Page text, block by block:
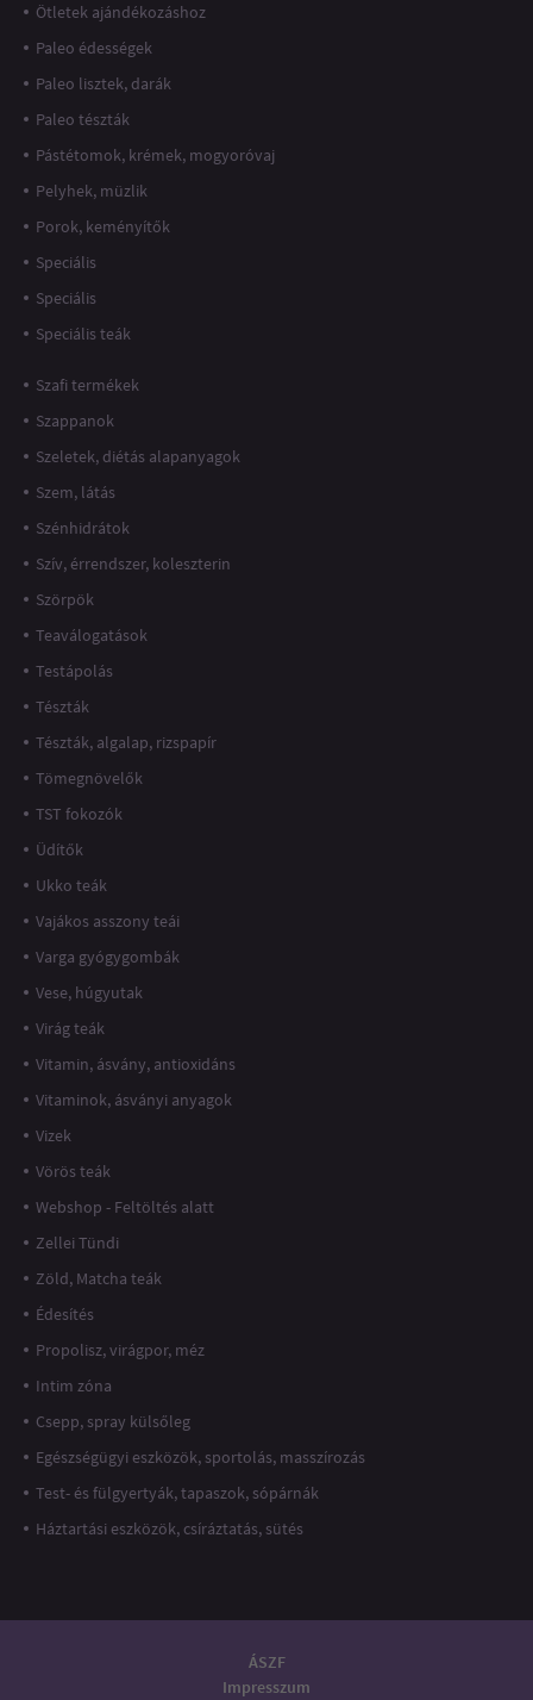
Ötletek ajándékozáshoz
Paleo édességek
Paleo lisztek, darák
Paleo tészták
Pástétomok, krémek, mogyoróvaj
Pelyhek, müzlik
Porok, keményítők
Speciális
Speciális
Speciális teák
Szafi termékek
Szappanok
Szeletek, diétás alapanyagok
Szem, látás
Szénhidrátok
Szív, érrendszer, koleszterin
Szörpök
Teaválogatások
Testápolás
Tészták
Tészták, algalap, rizspapír
Tömegnövelők
TST fokozók
Üdítők
Ukko teák
Vajákos asszony teái
Varga gyógygombák
Vese, húgyutak
Virág teák
Vitamin, ásvány, antioxidáns
Vitaminok, ásványi anyagok
Vizek
Vörös teák
Webshop - Feltöltés alatt
Zellei Tündi
Zöld, Matcha teák
Édesítés
Propolisz, virágpor, méz
Intim zóna
Csepp, spray külsőleg
Egészségügyi eszközök, sportolás, masszírozás
Test- és fülgyertyák, tapaszok, sópárnák
Háztartási eszközök, csíráztatás, sütés
ÁSZF
Impresszum